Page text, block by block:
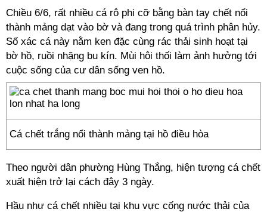
Chiều 6/6, rất nhiều cá rô phi cỡ bằng bàn tay chết nổi
thành mảng dạt vào bờ và đang trong quá trình phân hủy.
Số xác cá này nằm ken đặc cùng rác thải sinh hoạt tại
bờ hồ, ruồi nhặng bu kín. Mùi hôi thối làm ảnh hưởng tới
cuộc sống của cư dân sống ven hồ.
Cá chết trắng nổi thành mảng tại hồ điều hòa
Theo người dân phường Hùng Thắng, hiện tượng cá chết
xuất hiện trở lại cách đây 3 ngày.
Hầu như cá chết nhiều tại khu vực cống nước thải của